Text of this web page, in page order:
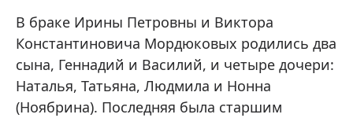
В браке Ирины Петровны и Виктора
Константиновича Мордюковых родились два
сына, Геннадий и Василий, и четыре дочери:
Наталья, Татьяна, Людмила и Нонна
(Ноябрина). Последняя была старшим